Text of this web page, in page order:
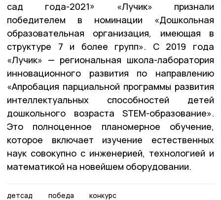
сад года-2021» «Лучик» признали
победителем в номинации «Дошкольная
образовательная организация, имеющая в
структуре 7 и более групп». С 2019 года
«Лучик» — региональная школа-лаборатория
инновационного развития по направлению
«Апробация парциальной программы развития
интеллектуальных способностей детей
дошкольного возраста STEM-образование».
Это полноценное планомерное обучение,
которое включает изучение естественных
наук совокупно с инженерией, технологией и
математикой на новейшем оборудовании.
детсад победа конкурс